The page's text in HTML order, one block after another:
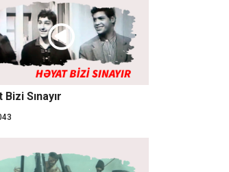
1:15:51
Bizi Sınayır